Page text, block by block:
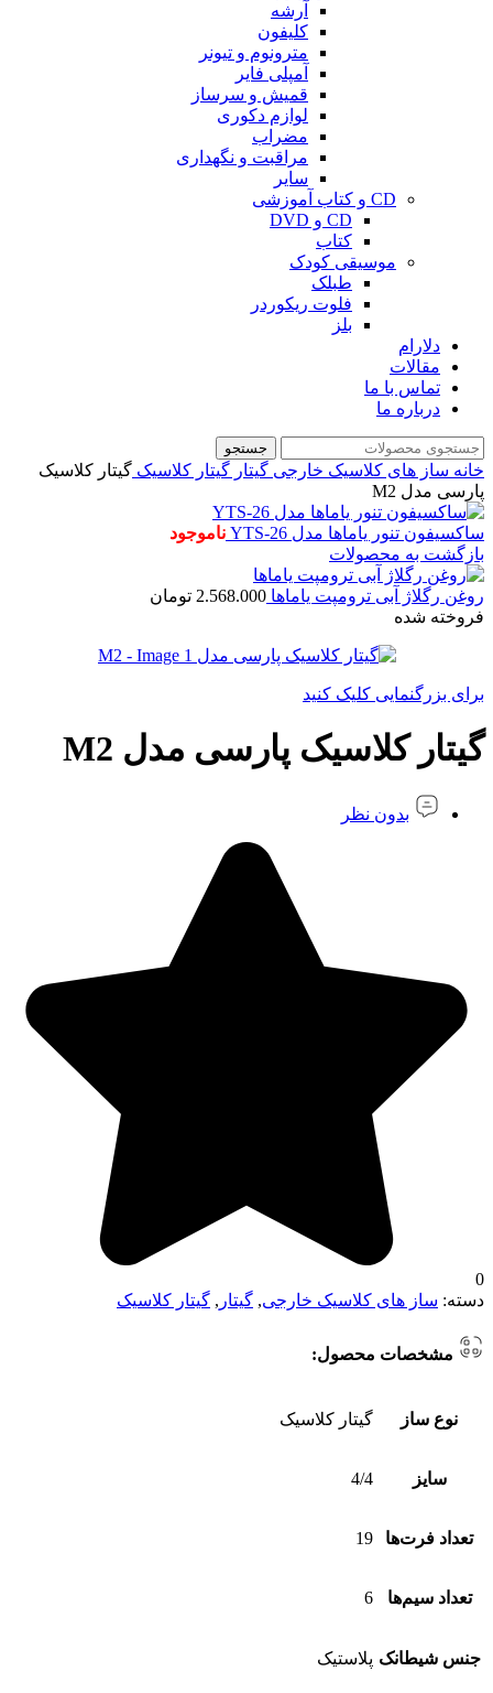
آرشه
کلیفون
مترونوم و تیونر
آمپلی فایر
قمیش و سرساز
لوازم دکوری
مضراب
مراقبت و نگهداری
سایر
CD و کتاب آموزشی
CD و DVD
کتاب
موسیقی کودک
طبلک
فلوت ریکوردر
بلز
دلارام
مقالات
تماس با ما
درباره ما
جستجو
خانه ساز های کلاسیک خارجی گیتار گیتار کلاسیک گیتار کلاسیک
پارسی مدل M2
ساکسیفون تنور یاماها مدل YTS-26
ناموجود
بازگشت به محصولات
روغن رگلاژ آبی ترومپت یاماها 2.568.000 تومان
فروخته شده
برای بزرگنمایی کلیک کنید
گیتار کلاسیک پارسی مدل M2
بدون نظر
0
دسته: ساز های کلاسیک خارجی, گیتار , گیتار کلاسیک
مشخصات محصول:
نوع ساز گیتار کلاسیک
سایز 4/4
تعداد فرت‌ها 19
تعداد سیم‌ها 6
جنس شیطانک پلاستیک